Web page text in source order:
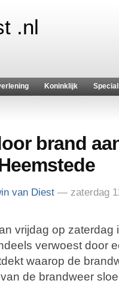
.nl
Koninklijk
brand
van Diest — zaterdag
vrijdag op zaterdag
verwoest door
waarop de
de brandweer